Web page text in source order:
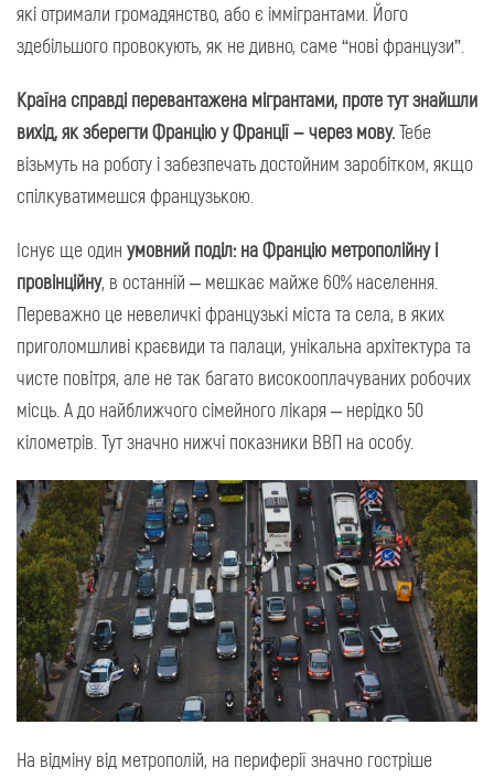
які отримали громадянство, або є іммігрантами. Його
здебільшого провокують, як не дивно, саме “нові французи”.
Країна справді перевантажена мігрантами, проте тут знайшли
вихід, як зберегти Францію у Франції – через мову.Тебе
візьмуть на роботу і забезпечать достойним заробітком, якщо
спілкуватимешся французькою.
Існує ще один умовний поділ: на Францію метрополійну і
провінційну, в останній – мешкає майже 60% населення.
Переважно це невеличкі французькі міста та села, в яких
приголомшливі краєвиди та палаци, унікальна архітектура та
чисте повітря, але не так багато високооплачуваних робочих
місць. А до найближчого сімейного лікаря – нерідко 50
кілометрів. Тут значно нижчі показники ВВП на особу.
На відміну від метрополій, на периферії значно гостріше